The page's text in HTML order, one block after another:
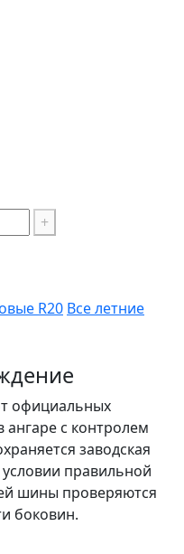
+
R20 Все летние
официальных
ангаре с контролем
заводская
правильной
шины проверяются
боковин.